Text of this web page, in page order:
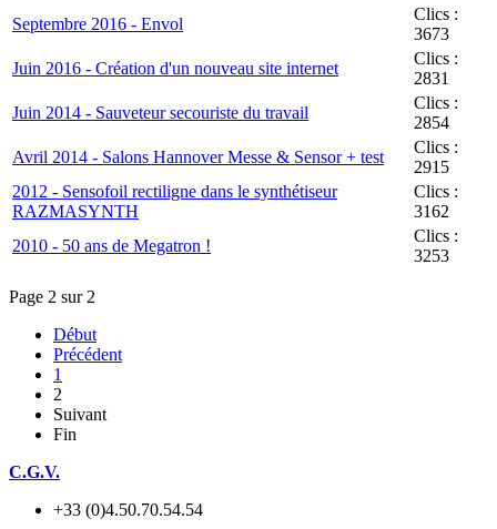
Septembre 2016 - Envol
Clics :
3673
Juin 2016 - Création d'un nouveau site internet
Clics :
2831
Juin 2014 - Sauveteur secouriste du travail
Clics :
2854
Avril 2014 - Salons Hannover Messe & Sensor + test
Clics :
2915
2012 - Sensofoil rectiligne dans le synthétiseur
RAZMASYNTH
Clics :
3162
2010 - 50 ans de Megatron !
Clics :
3253
Page 2 sur 2
Début
Précédent
1
2
Suivant
Fin
C.G.V.
+33 (0)4.50.70.54.54